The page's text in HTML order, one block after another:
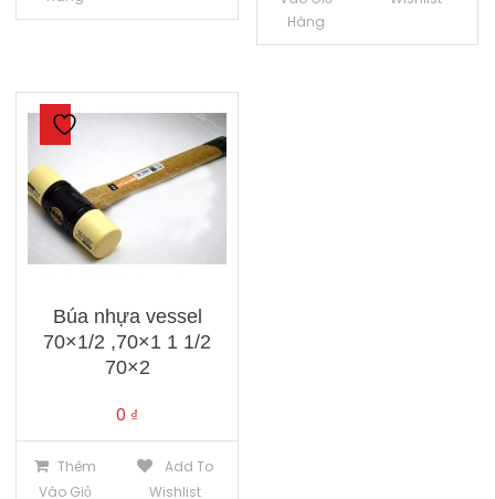
Hàng
Búa nhựa vessel
70×1/2 ,70×1 1 1/2
70×2
0 ₫
Thêm
Vào Giỏ
Add To
Wishlist